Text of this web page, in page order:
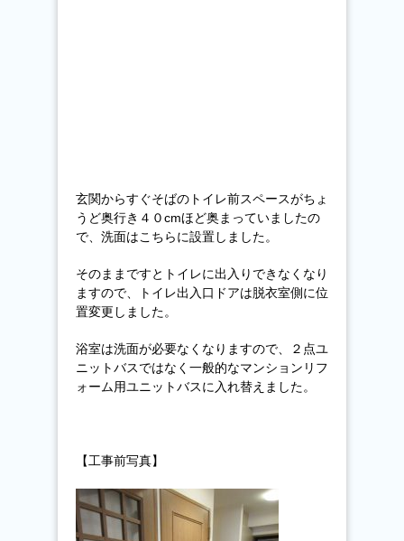
玄関からすぐそばのトイレ前スペースがちょ
うど奥行き４０cmほど奥まっていましたの
で、洗面はこちらに設置しました。
そのままですとトイレに出入りできなくなり
ますので、トイレ出入口ドアは脱衣室側に位
置変更しました。
浴室は洗面が必要なくなりますので、２点ユ
ニットバスではなく一般的なマンションリフ
ォーム用ユニットバスに入れ替えました。
【工事前写真】